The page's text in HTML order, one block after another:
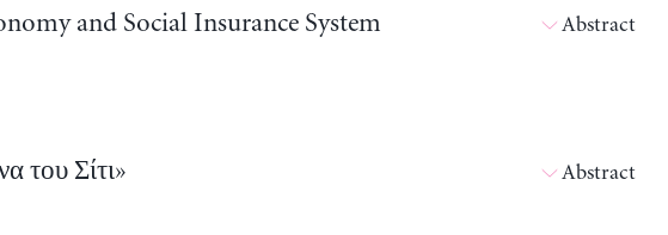
and Social Insurance System Abstract
του Σίτι» Abstract